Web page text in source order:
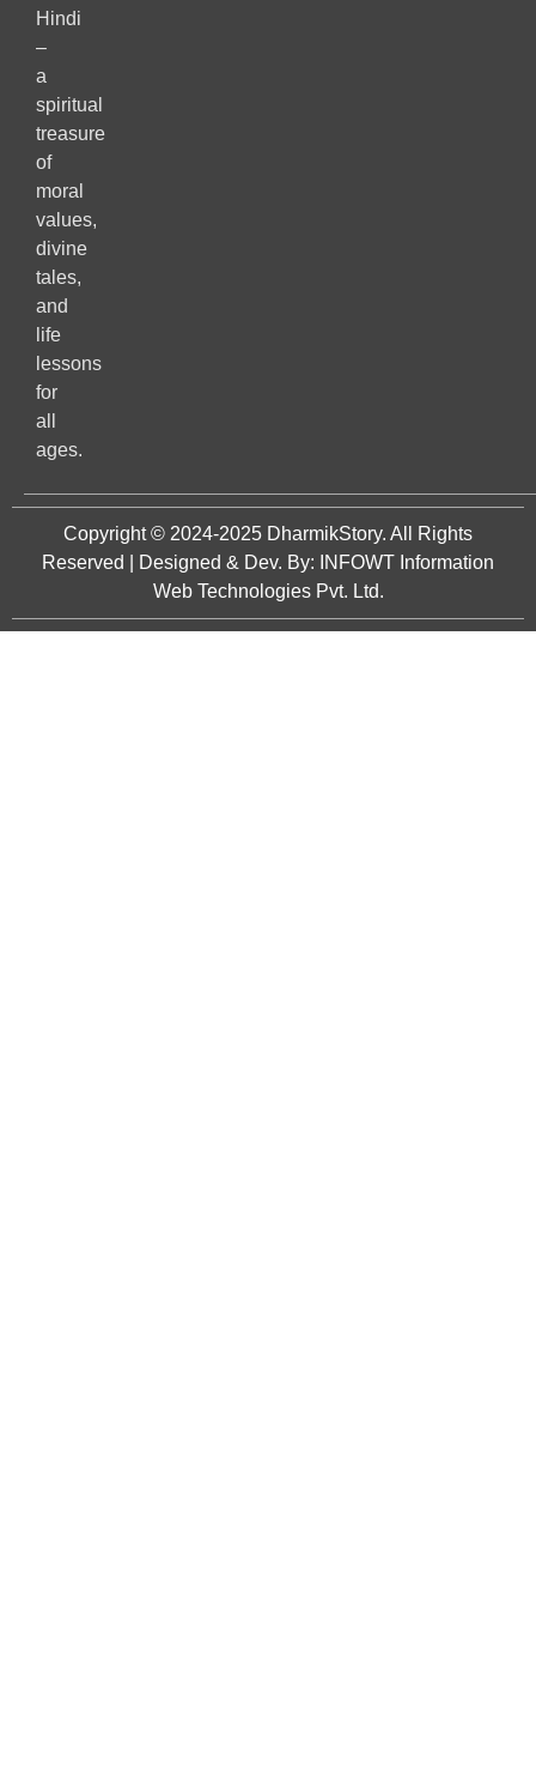
Hindi
–
a
spiritual
treasure
of
moral
values,
divine
tales,
and
life
lessons
for
all
ages.
Copyright © 2024-2025 DharmikStory. All Rights
Reserved | Designed & Dev. By:
INFOWT Information
Web Technologies Pvt. Ltd.